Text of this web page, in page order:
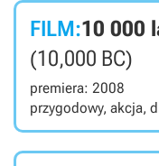
FILM:10 000
(10,000 BC)
premiera: 2008
przygodowy, akcja,